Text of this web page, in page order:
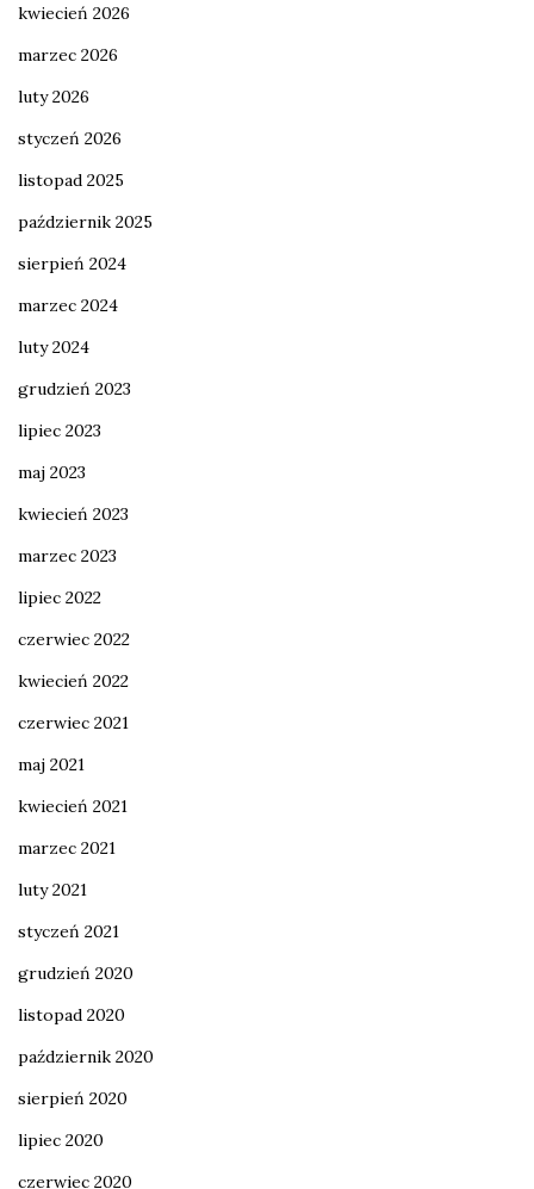
kwiecień 2026
marzec 2026
luty 2026
styczeń 2026
listopad 2025
październik 2025
sierpień 2024
marzec 2024
luty 2024
grudzień 2023
lipiec 2023
maj 2023
kwiecień 2023
marzec 2023
lipiec 2022
czerwiec 2022
kwiecień 2022
czerwiec 2021
maj 2021
kwiecień 2021
marzec 2021
luty 2021
styczeń 2021
grudzień 2020
listopad 2020
październik 2020
sierpień 2020
lipiec 2020
czerwiec 2020